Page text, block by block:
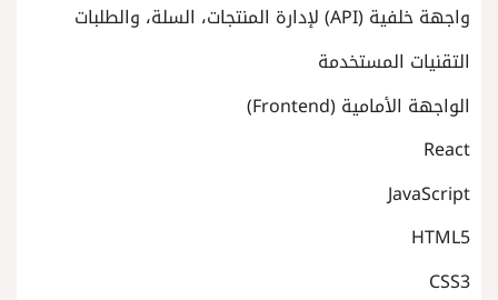
واجهة خلفية (API) لإدارة المنتجات، السلة، والطلبات
التقنيات المستخدمة
الواجهة الأمامية (Frontend)
React
JavaScript
HTML5
CSS3